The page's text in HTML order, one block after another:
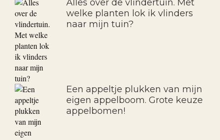
Alles over de vlindertuin. Met
welke planten lok ik vlinders
naar mijn tuin?